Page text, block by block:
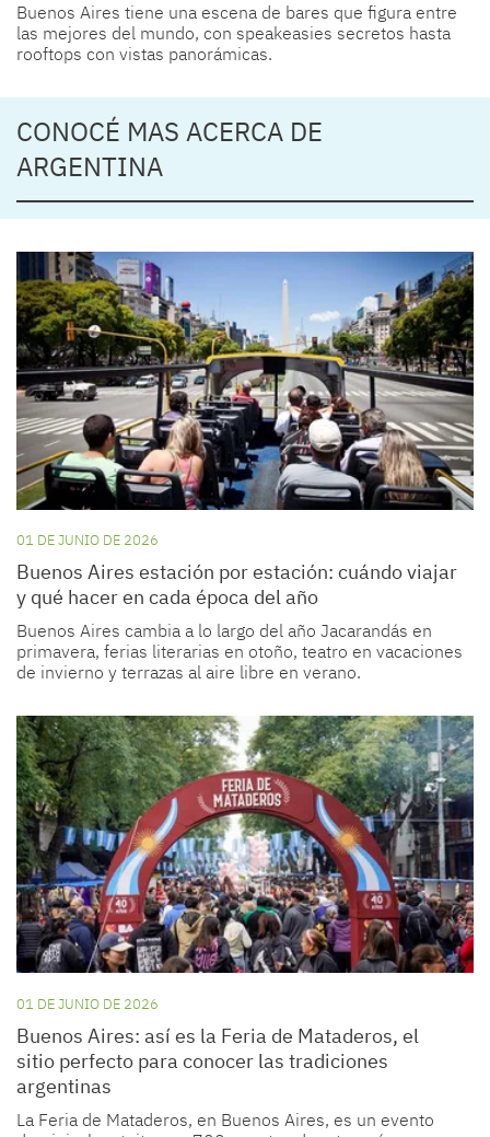
Buenos Aires tiene una escena de bares que figura entre
las mejores del mundo, con speakeasies secretos hasta
rooftops con vistas panorámicas.
CONOCÉ MAS ACERCA DE
ARGENTINA
01 DE JUNIO DE 2026
Buenos Aires estación por estación: cuándo viajar
y qué hacer en cada época del año
Buenos Aires cambia a lo largo del año Jacarandás en
primavera, ferias literarias en otoño, teatro en vacaciones
de invierno y terrazas al aire libre en verano.
01 DE JUNIO DE 2026
Buenos Aires: así es la Feria de Mataderos, el
sitio perfecto para conocer las tradiciones
argentinas
La Feria de Mataderos, en Buenos Aires, es un evento